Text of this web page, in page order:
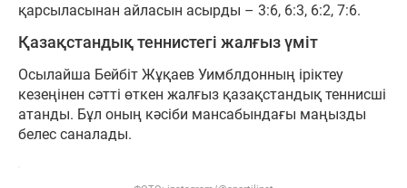
қарсыласынан айласын асырды – 3:6, 6:3, 6:2, 7:6.
Қазақстандық теннистегі жалғыз үміт
Осылайша Бейбіт Жұқаев Уимблдонның іріктеу
кезеңінен сәтті өткен жалғыз қазақстандық теннисші
атанды. Бұл оның кәсіби мансабындағы маңызды
белес саналады.